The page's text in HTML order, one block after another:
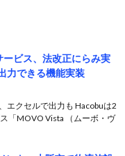
ビス、法改正にらみ実
力できる機能実装
エクセルで出力も Hacobuは2
「MOVO Vista （ムーボ・ヴ